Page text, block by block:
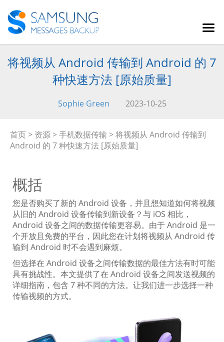
将视频从 Android 传输到 Android 的 7
种快速方法 [原始质量]
Sophie Green 2023-10-25
首页 > 资源 >手机数据传输 > 将视频从 Android 传输到
Android 的 7 种快速方法 [原始质量]
概括
您是否购买了新的 Android 设备，并且想知道如何将视频
从旧的 Android 设备传输到新设备？与 iOS 相比，
Android 设备之间的数据传输更容易。由于 Android 是一
个开放且免费的平台，因此您在计划将视频从 Android 传
输到 Android 时不会遇到麻烦。
但选择在 Android 设备之间传输数据的最佳方法有时可能
具有挑战性。本文提供了在 Android 设备之间发送视频的
详细指南，包含 7 种不同的方法。让我们进一步选择一种
传输视频的方式。